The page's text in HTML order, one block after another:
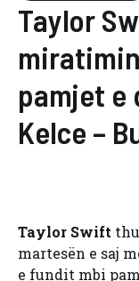
Taylor
pamjet e
Kelce –
Taylor Swift
martesën e saj
e fundit mbi